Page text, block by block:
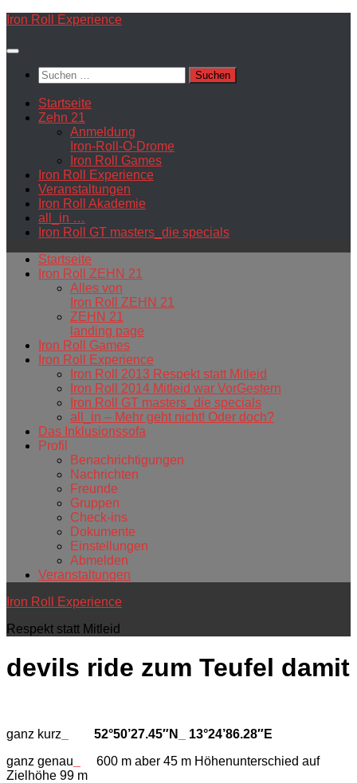
Zum
springen
Iron Roll Experience
Suchen
nach:
Startseite
Zehn 21
Anmeldung
Iron-Roll-O-Drome
Iron Roll Games
Iron Roll Experience
Veranstaltungen
Iron Roll Akademie
all_in …
Iron Roll GT masters_die specials
Startseite
Iron Roll ZEHN 21
Alles von
Iron Roll ZEHN 21
ZEHN 21
landing page
Iron Roll Games
Iron Roll Experience
Iron Roll 2013 Respekt statt Mitleid
Iron Roll 2014 Mitleid war VorGestern
Iron Roll GT masters_die specials
all_in – Mehr geht nicht! Oder doch?
Das Inklusionssofa
Profil
Benachrichtigungen
Nachrichten
Freunde
Gruppen
Check-ins
Dokumente
Einstellungen
Abmelden
Veranstaltungen
Iron Roll Experience
Respekt statt Mitleid
devils ride zum Teufel damit
ganz kurz 52°50’27.45″N
13°24’86.28″E
ganz genau
600 m aber 45 m Höhenunterschied auf
Zielhöhe 99 m